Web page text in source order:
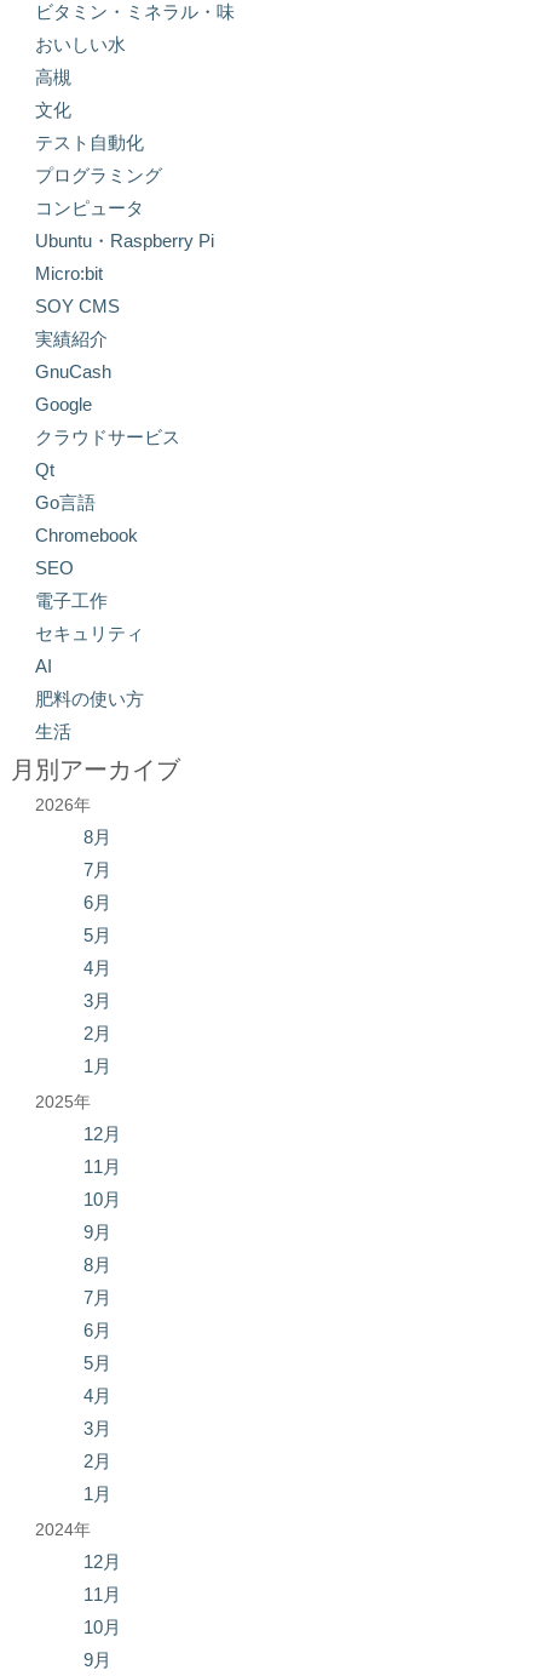
ビタミン・ミネラル・味
おいしい水
高槻
文化
テスト自動化
プログラミング
コンピュータ
Ubuntu・Raspberry Pi
Micro:bit
SOY CMS
実績紹介
GnuCash
Google
クラウドサービス
Qt
Go言語
Chromebook
SEO
電子工作
セキュリティ
AI
肥料の使い方
生活
月別アーカイブ
2026年
8月
7月
6月
5月
4月
3月
2月
1月
2025年
12月
11月
10月
9月
8月
7月
6月
5月
4月
3月
2月
1月
2024年
12月
11月
10月
9月